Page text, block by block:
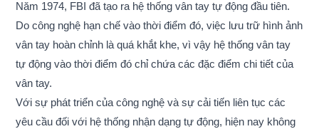
Năm 1974, FBI đã tạo ra hệ thống vân tay tự động đầu tiên.
Do công nghệ hạn chế vào thời điểm đó, việc lưu trữ hình ảnh
vân tay hoàn chỉnh là quá khắt khe, vì vậy hệ thống vân tay
tự động vào thời điểm đó chỉ chứa các đặc điểm chi tiết của
vân tay.
Với sự phát triển của công nghệ và sự cải tiến liên tục các
yêu cầu đối với hệ thống nhận dạng tự động, hiện nay không